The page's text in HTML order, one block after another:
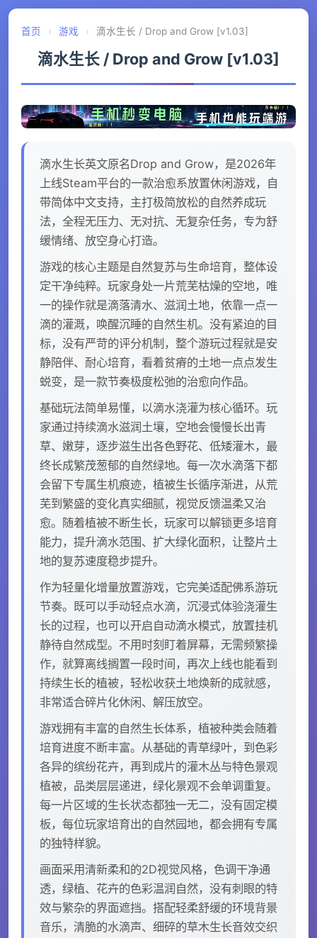
首页 › 游戏 › 滴水生长 / Drop and Grow [v1.03]
滴水生长 / Drop and Grow [v1.03]
滴水生长英文原名Drop and Grow，是2026年
上线Steam平台的一款治愈系放置休闲游戏，自
带简体中文支持，主打极简放松的自然养成玩
法，全程无压力、无对抗、无复杂任务，专为舒
缓情绪、放空身心打造。
游戏的核心主题是自然复苏与生命培育，整体设
定干净纯粹。玩家身处一片荒芜枯燥的空地，唯
一的操作就是滴落清水、滋润土地，依靠一点一
滴的灌溉，唤醒沉睡的自然生机。没有紧迫的目
标，没有严苛的评分机制，整个游玩过程就是安
静陪伴、耐心培育，看着贫瘠的土地一点点发生
蜕变，是一款节奏极度松弛的治愈向作品。
基础玩法简单易懂，以滴水浇灌为核心循环。玩
家通过持续滴水滋润土壤，空地会慢慢长出青
草、嫩芽，逐步滋生出各色野花、低矮灌木，最
终长成繁茂葱郁的自然绿地。每一次水滴落下都
会留下专属生机痕迹，植被生长循序渐进，从荒
芜到繁盛的变化真实细腻，视觉反馈温柔又治
愈。随着植被不断生长，玩家可以解锁更多培育
能力，提升滴水范围、扩大绿化面积，让整片土
地的复苏速度稳步提升。
作为轻量化增量放置游戏，它完美适配佛系游玩
节奏。既可以手动轻点水滴，沉浸式体验浇灌生
长的过程，也可以开启自动滴水模式，放置挂机
静待自然成型。不用时刻盯着屏幕，无需频繁操
作，就算离线搁置一段时间，再次上线也能看到
持续生长的植被，轻松收获土地焕新的成就感，
非常适合碎片化休闲、解压放空。
游戏拥有丰富的自然生长体系，植被种类会随着
培育进度不断丰富。从基础的青草绿叶，到色彩
各异的缤纷花卉，再到成片的灌木丛与特色景观
植被，品类层层递进，绿化景观不会单调重复。
每一片区域的生长状态都独一无二，没有固定模
板，每位玩家培育出的自然园地，都会拥有专属
的独特样貌。
画面采用清新柔和的2D视觉风格，色调干净通
透，绿植、花卉的色彩温润自然，没有刺眼的特
效与繁杂的界面遮挡。搭配轻柔舒缓的环境背景
音乐，清脆的水滴声、细碎的草木生长音效交织